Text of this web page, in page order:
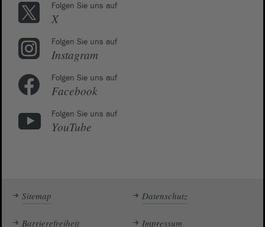
Folgen Sie uns auf
X
Folgen Sie uns auf
Instagram
Folgen Sie uns auf
Facebook
Folgen Sie uns auf
YouTube
Sitemap Datenschutz
Barrierefreiheit Impressum